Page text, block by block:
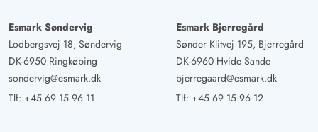
Esmark Søndervig
Lodbergsvej 18, Søndervig
DK-6950 Ringkøbing
sondervig@esmark.dk
Tlf: +45 69 15 96 11
Esmark Bjerregård
Sønder Klitvej 195, Bjerregård
DK-6960 Hvide Sande
bjerregaard@esmark.dk
Tlf: +45 69 15 96 12